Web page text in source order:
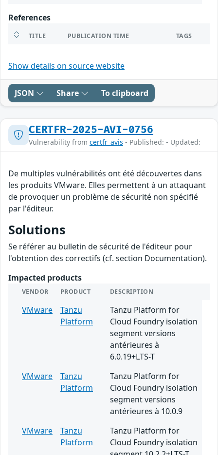
References
TITLE PUBLICATION TIME TAGS
Show details on source website
JSON Share To clipboard
CERTFR-2025-AVI-0756
Vulnerability from certfr_avis - Published: - Updated:
De multiples vulnérabilités ont été découvertes dans
les produits VMware. Elles permettent à un attaquant
de provoquer un problème de sécurité non spécifié
par l'éditeur.
Solutions
Se référer au bulletin de sécurité de l'éditeur pour
l'obtention des correctifs (cf. section Documentation).
Impacted products
VENDOR PRODUCT DESCRIPTION
VMware
Tanzu
Platform
Tanzu Platform for
Cloud Foundry isolation
segment versions
antérieures à
6.0.19+LTS-T
VMware
Tanzu
Platform
Tanzu Platform for
Cloud Foundry isolation
segment versions
antérieures à 10.0.9
VMware
Tanzu
Platform
Tanzu Platform for
Cloud Foundry isolation